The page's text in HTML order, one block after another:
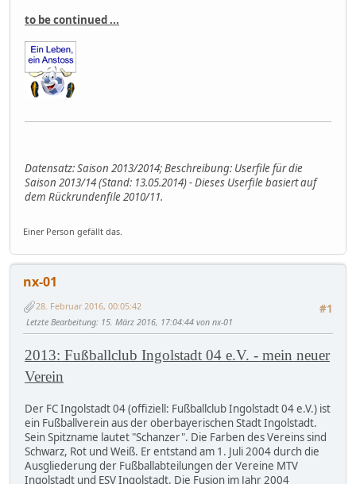
to be continued ...
Datensatz: Saison 2013/2014; Beschreibung: Userfile für die
Saison 2013/14 (Stand: 13.05.2014) - Dieses Userfile basiert auf
dem Rückrundenfile 2010/11.
Einer Person gefällt das.
nx-01
#1
28. Februar 2016, 00:05:42
Letzte Bearbeitung: 15. März 2016, 17:04:44 von nx-01
2013: Fußballclub Ingolstadt 04 e.V. - mein neuer
Verein
Der FC Ingolstadt 04 (offiziell: Fußballclub Ingolstadt 04 e.V.) ist
ein Fußballverein aus der oberbayerischen Stadt Ingolstadt.
Sein Spitzname lautet "Schanzer". Die Farben des Vereins sind
Schwarz, Rot und Weiß. Er entstand am 1. Juli 2004 durch die
Ausgliederung der Fußballabteilungen der Vereine MTV
Ingolstadt und ESV Ingolstadt. Die Fusion im Jahr 2004